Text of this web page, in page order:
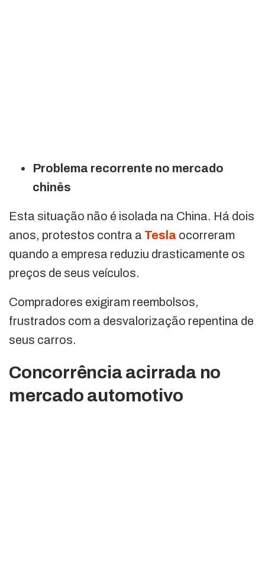
Problema recorrente no mercado
chinês
Esta situação não é isolada na China. Há dois
anos, protestos contra a Tesla ocorreram
quando a empresa reduziu drasticamente os
preços de seus veículos.
Compradores exigiram reembolsos,
frustrados com a desvalorização repentina de
seus carros.
Concorrência acirrada no
mercado automotivo